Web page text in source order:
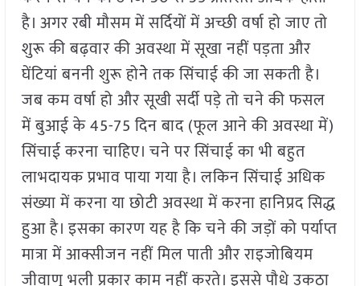
है। अगर रबी मौसम में सर्दियों में अच्छी वर्षा हो जाए तो
शुरू की बढ़वार की अवस्था में सूखा नहीं पड़ता और
घेंटियां बननी शुरू होनेे तक सिंचाई की जा सकती है।
जब कम वर्षा हो और सूखी सर्दी पड़े तो चने की फसल
में बुआई के 45-75 दिन बाद (फूल आने की अवस्था में)
सिंचाई करना चाहिए। चने पर सिंचाई का भी बहुत
लाभदायक प्रभाव पाया गया है। लकिन सिंचाई अधिक
संख्या में करना या छोटी अवस्था में करना हानिप्रद सिद्ध
हुआ है। इसका कारण यह है कि चने की जड़ों को पर्याप्त
मात्रा में आक्सीजन नहीं मिल पाती और राइजोबियम